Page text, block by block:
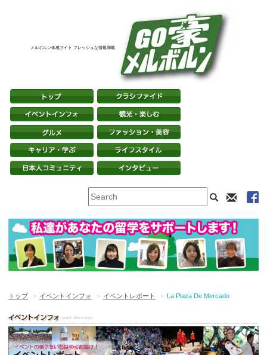
メルボルン体感サイト フレッシュな情報満載
トップ イベントインフォ イベントレポート La Plaza De Mercado